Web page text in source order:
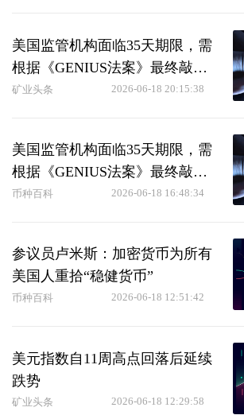
美国监管机构面临35天期限，需
根据《GENIUS法案》最终敲定
稳定币规则
矿业头条 2026-06-18 20:15:38
美国监管机构面临35天期限，需
根据《GENIUS法案》最终敲定
稳定币规则
币种百科 2026-06-18 16:48:34
参议员卢米斯：加密货币为所有
美国人重拾“稳健货币”
币种百科 2026-06-18 12:51:42
美元指数自11周高点回落后延续
跌势
矿业头条 2026-06-18 12:29:58